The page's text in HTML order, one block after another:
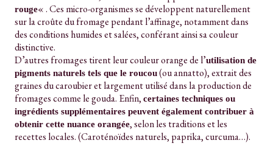
rouge« . Ces micro-organismes se développent naturellement
sur la croûte du fromage pendant l’affinage, notamment dans
des conditions humides et salées, conférant ainsi sa couleur
distinctive.
D’autres fromages tirent leur couleur orange de l’utilisation de
pigments naturels tels que le roucou(ou annatto), extrait des
graines du caroubier et largement utilisé dans la production de
fromages comme le gouda. Enfin, certaines techniques ou
ingrédients supplémentaires peuvent également contribuer à
obtenir cette nuance orangée, selon les traditions et les
recettes locales. (Caroténoïdes naturels, paprika, curcuma…).